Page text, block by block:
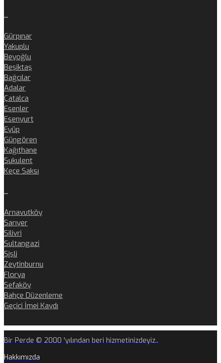
..
Gürpınar
Yakuplu
Beyoğlu
Beşiktaş
Bağcılar
Adalar
Çatalca
Esenler
Esenyurt
Eyüp
Güngören
Kağıthane
Sukulent
Keçe Saksı
..
Arnavutköy
Sarıyer
Silivri
Sultangazi
Şişli
Zeytinburnu
Florya
Sefaköy
Bahçe Düzenleme
Geçici İmei Kaydı
Bir Perde © 2000 'yılından beri hizmetinizdeyiz..
Hakkımızda